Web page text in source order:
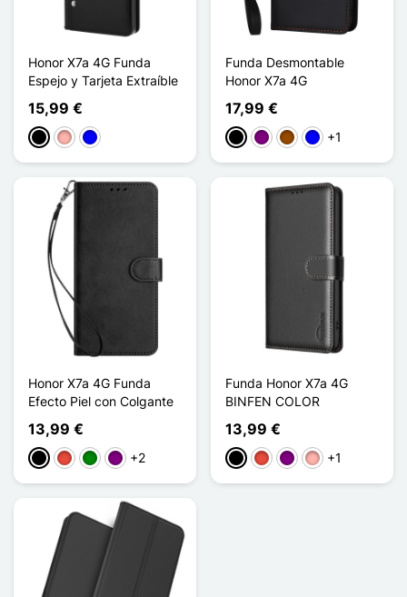
Honor X7a 4G Funda
Espejo y Tarjeta Extraíble
15,99 €
NegroOro rosa
Azul
Funda Desmontable
Honor X7a 4G
17,99 €
NegroPúrpuraMarrón
Azul+1
Honor X7a 4G Funda
Efecto Piel con Colgante
13,99 €
NegroRojoVerdePúrpura
+2
Funda Honor X7a 4G
BINFEN COLOR
13,99 €
NegroRojoPúrpuraOro rosa
+1